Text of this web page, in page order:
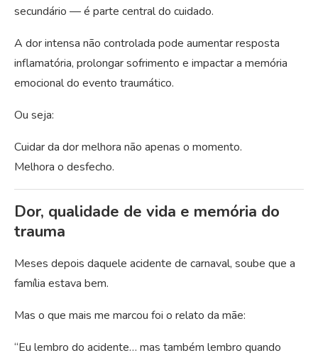
secundário — é parte central do cuidado.
A dor intensa não controlada pode aumentar resposta
inflamatória, prolongar sofrimento e impactar a memória
emocional do evento traumático.
Ou seja:
Cuidar da dor melhora não apenas o momento.
Melhora o desfecho.
Dor, qualidade de vida e memória do
trauma
Meses depois daquele acidente de carnaval, soube que a
família estava bem.
Mas o que mais me marcou foi o relato da mãe:
“Eu lembro do acidente… mas também lembro quando